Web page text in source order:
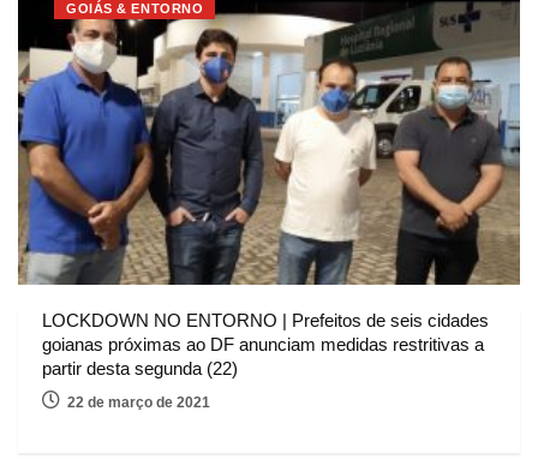
GOIÁS & ENTORNO
LOCKDOWN NO ENTORNO | Prefeitos de seis cidades
goianas próximas ao DF anunciam medidas restritivas a
partir desta segunda (22)
22 de março de 2021